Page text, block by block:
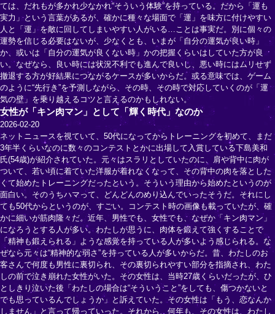
ては、だれもが多かれ少なかれ“そういう体験”を持っている。だから「運も
実力」という言葉があるが、確かに種々な場面で「運」を味方に付けやすい
人と「運」を敵に回してしまいやすい人がいる…ことは事実だ。別に個々の
運勢を信じる必要はないが、少なくとも、いまが「自分の運気が良い時」
か、或いは「自分の運気が良くない時」かの把握くらいはしていた方が良
い。なぜなら、良い時には状況不利でも進んで良いし、悪い時にはムリせず
撤退する方が好結果につながるケースが多いからだ。或る意味では、ゲーム
のように“先行き”を予測しながら、その時、その時で対応していくのが「運
気の壁」を乗り越えるコツと言えるのかもしれない。
女性が「キン肉マン」として「輝く時代」なのか
2026-02-20
ネットニュースを視ていて、50代になってからトレーニングを初めて、まだ
3年半くらいなのに数々のコンテストとかに出場して入賞している下島美和
氏(54歳)が紹介されていた。元々はスラリとしていたのに、肩や背中に肉が
ついて、若い頃に着ていた洋服が着れなくなって、その背中の肉を落とした
くて始めたトレーニングだったという。そういう理由から始めたというのが
面白い。そのうちハマって、どんどんのめり込んでいったそうだ。それにし
ても50代からというのが、すごい。コンテスト時の画像も載っていたが、確
かに細いが筋肉隆々だ。近年、男性でも、女性でも、なぜか「キン肉マン」
になろうとする人が多い。わたしが思うに、肉体を鍛えて強くすることで
「精神も鍛えられる」ような感覚を持っている人が多いよう感じられる。な
ぜなら元々は“精神的な弱さ”を持っている人が多いからだ。昔、わたしのお
客さんで何度も男性に裏切られ、その裏切られやすい部分を指摘され、わた
しの前で泣き崩れた女性がいた。その女性は、当時27歳くらいだったが、ひ
としきり泣いた後「わたしの場合は“そういうこと”をしても、傷つかないと
でも思っているんでしょうか」と訴えていた。その女性は「もう、恋なんか
しません」と言って帰っていった。それから、何年も、その女性は、わたし